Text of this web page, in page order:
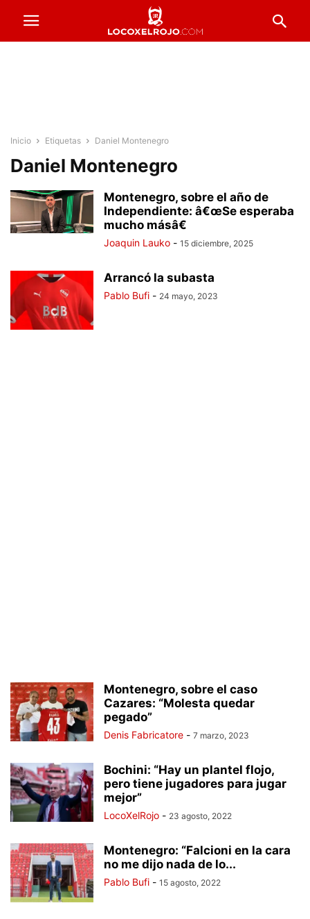
Inicio Etiquetas Daniel Montenegro
Daniel Montenegro
Montenegro, sobre el año de
Independiente: â€œSe esperaba
mucho másâ€
Joaquin Lauko - 15 diciembre, 2025
Arrancó la subasta
Pablo Bufi - 24 mayo, 2023
Montenegro, sobre el caso
Cazares: “Molesta quedar
pegado”
Denis Fabricatore - 7 marzo, 2023
Bochini: “Hay un plantel flojo,
pero tiene jugadores para jugar
mejor”
LocoXelRojo - 23 agosto, 2022
Montenegro: “Falcioni en la cara
no me dijo nada de lo...
Pablo Bufi - 15 agosto, 2022